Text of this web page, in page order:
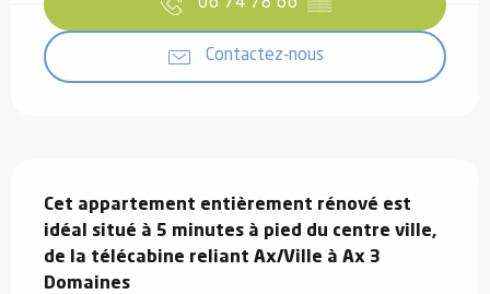
Contactez-nous
Cet appartement entièrement rénové est
idéal situé à 5 minutes à pied du centre ville,
de la télécabine reliant Ax/Ville à Ax 3
Domaines